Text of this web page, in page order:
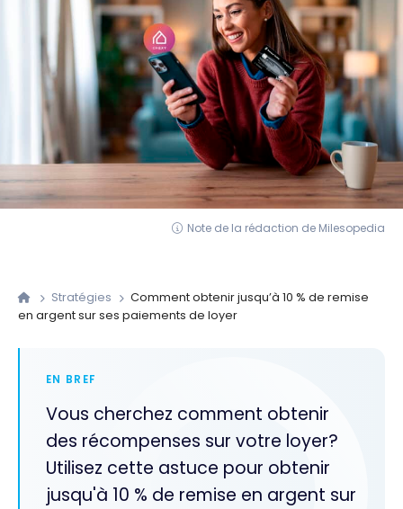
Note de la rédaction de Milesopedia
Stratégies
Comment obtenir jusqu’à 10 % de remise
en argent sur ses paiements de loyer
EN BREF
Vous cherchez comment obtenir
des récompenses sur votre loyer?
Utilisez cette astuce pour obtenir
jusqu'à 10 % de remise en argent sur